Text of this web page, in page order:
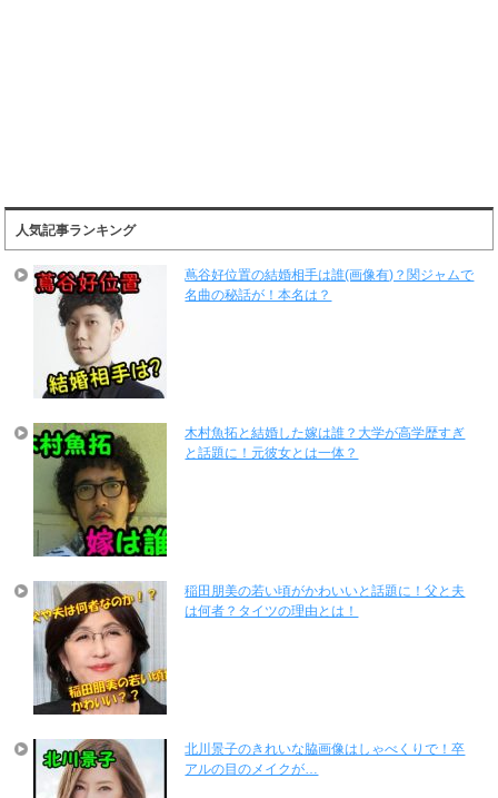
人気記事ランキング
蔦谷好位置の結婚相手は誰(画像有)？関ジャムで
名曲の秘話が！本名は？
木村魚拓と結婚した嫁は誰？大学が高学歴すぎ
と話題に！元彼女とは一体？
稲田朋美の若い頃がかわいいと話題に！父と夫
は何者？タイツの理由とは！
北川景子のきれいな脇画像はしゃべくりで！卒
アルの目のメイクが…